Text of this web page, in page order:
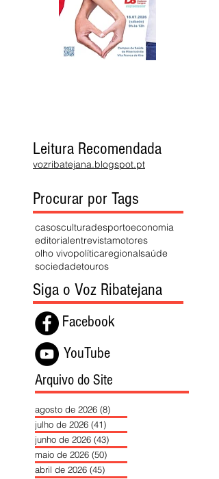
Leitura Recomendada
vozribatejana.blogspot.pt
Procurar por Tags
casosculturadesportoeconomia
editorialentrevistamotores
olho vivopolíticaregionalsaúde
sociedadetouros
Siga o Voz Ribatejana
Facebook
YouTube
Arquivo do Site
agosto de 2026 (8)
julho de 2026 (41)
junho de 2026 (43)
maio de 2026 (50)
abril de 2026 (45)